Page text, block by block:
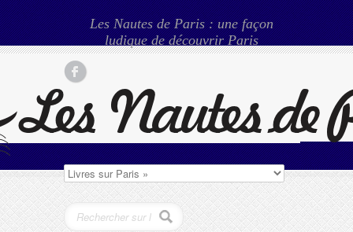
Les Nautes de Paris : une façon
ludique de découvrir Paris